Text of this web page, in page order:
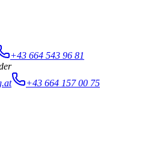
+43 664 543 96 81
+43 664 157 00 75